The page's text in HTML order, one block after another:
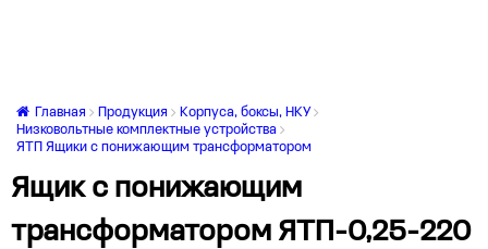
Главная Продукция
Корпуса, боксы, НКУ
Низковольтные комплектные устройства
ЯТП Ящики с понижающим трансформатором
Ящик с понижающим
трансформатором ЯТП-0,25-220